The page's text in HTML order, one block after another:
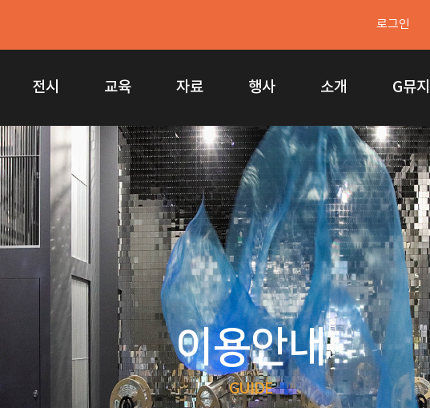
로그인
전시 교육 자료 행사 소개 G뮤
이용안내
GUIDE